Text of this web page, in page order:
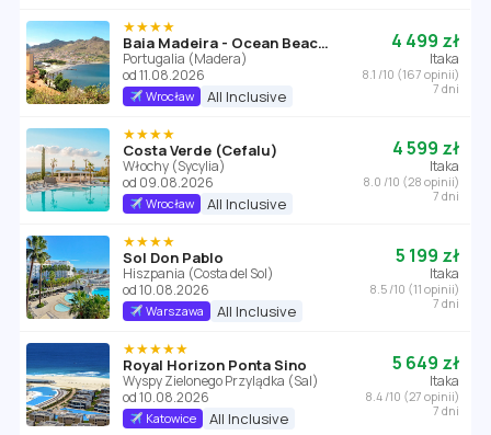
★★★★
Baia Madeira - Ocean Beachfront (ex. Dom Pedro Madeira Ocean Beach)
Portugalia (Madera)
od 11.08.2026
Wrocław All Inclusive
4 499 zł
Itaka
8.1 /10 (167 opinii)
7 dni
★★★★
Costa Verde (Cefalu)
Włochy (Sycylia)
od 09.08.2026
Wrocław All Inclusive
4 599 zł
Itaka
8.0 /10 (28 opinii)
7 dni
★★★★
Sol Don Pablo
Hiszpania (Costa del Sol)
od 10.08.2026
Warszawa All Inclusive
5 199 zł
Itaka
8.5 /10 (11 opinii)
7 dni
★★★★★
Royal Horizon Ponta Sino
Wyspy Zielonego Przylądka (Sal)
od 10.08.2026
Katowice All Inclusive
5 649 zł
Itaka
8.4 /10 (27 opinii)
7 dni